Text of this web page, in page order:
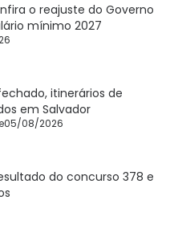
o reajuste do Governo
mínimo 2027
itinerários de
em Salvador
05/08/2026
do concurso 378 e